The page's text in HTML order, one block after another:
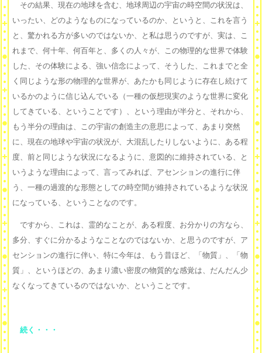
その結果、現在の地球を含む、地球周辺の宇宙の時空間の状況は、
いったい、どのようなものになっているのか、というと、これを言う
と、驚かれる方が多いのではないか、と私は思うのですが、実は、こ
れまで、何十年、何百年と、多くの人々が、この物理的な世界で体験
した、その体験による、強い信念によって、そうした、これまでと全
く同じような形の物理的な世界が、あたかも同じように存在し続けて
いるかのように信じ込んでいる（一種の仮想現実のような世界に変化
してきている、ということです）、という理由が半分と、それから、
もう半分の理由は、この宇宙の創造主の意思によって、あまり突然
に、現在の地球や宇宙の状況が、大混乱したりしないように、ある程
度、前と同じような状況になるように、意図的に維持されている、と
いうような理由によって、言ってみれば、アセンションの進行に伴
う、一種の過渡的な形態としての時空間が維持されているような状況
になっている、ということなのです。
ですから、これは、霊的なことが、ある程度、お分かりの方なら、
多分、すぐに分かるようなことなのではないか、と思うのですが、ア
センションの進行に伴い、特に今年は、もう昔ほど、「物質」、「物
質」、というほどの、あまり濃い密度の物質的な感覚は、だんだん少
なくなってきているのではないか、ということです。
続く・・・